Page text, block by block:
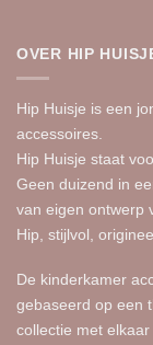
OVER HIP
Hip Huisje is een
accessoires.
Hip Huisje staat
Geen duizend in
van eigen ontwerp
Hip, stijlvol,
De kinderkamer
gebaseerd op een
collectie met